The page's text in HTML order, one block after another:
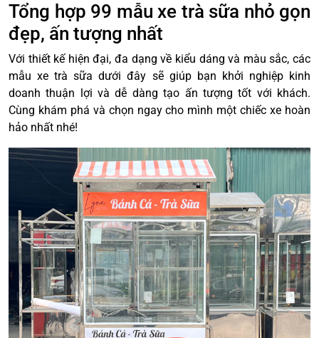
Tổng hợp 99 mẫu xe trà sữa nhỏ gọn
đẹp, ấn tượng nhất
Với thiết kế hiện đại, đa dạng về kiểu dáng và màu sắc, các
mẫu xe trà sữa dưới đây sẽ giúp bạn khởi nghiệp kinh
doanh thuận lợi và dễ dàng tạo ấn tượng tốt với khách.
Cùng khám phá và chọn ngay cho mình một chiếc xe hoàn
hảo nhất nhé!